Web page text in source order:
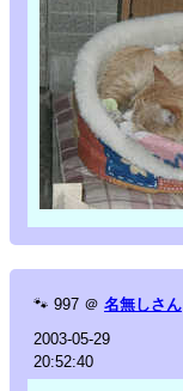
🐾 997 ＠ 名無しさん
2003-05-29
20:52:40